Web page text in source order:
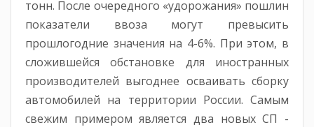
тонн. После очередного «удорожания» пошлин
показатели ввоза могут превысить
прошлогодние значения на 4-6%. При этом, в
сложившейся обстановке для иностранных
производителей выгоднее осваивать сборку
автомобилей на территории России. Самым
свежим примером является два новых СП -